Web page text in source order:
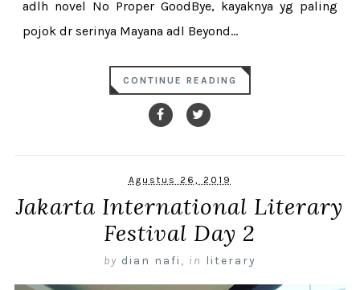
adlh novel No Proper GoodBye, kayaknya yg paling
pojok dr serinya Mayana adl Beyond...
CONTINUE READING
Agustus 26, 2019
Jakarta International Literary
Festival Day 2
by dian nafi , in literary